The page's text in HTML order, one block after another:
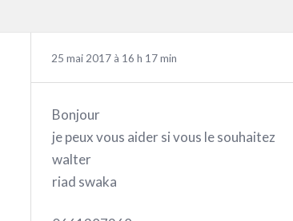
25 mai 2017 à 16 h 17 min
Bonjour
je peux vous aider si vous le souhaitez
walter
riad swaka